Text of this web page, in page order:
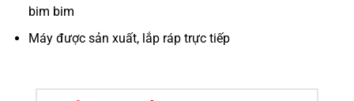
bim bim
Máy được sản xuất, lắp ráp trực tiếp